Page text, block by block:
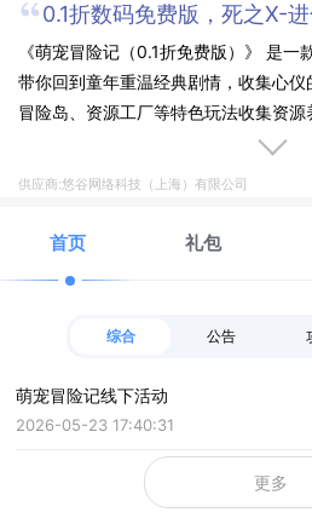
0.1折数码免费版，死之X-
《萌宠冒险记（0.1折免费版）》 是一
带你回到童年重温经典剧情，收集心仪
冒险岛、资源工厂等特色玩法收集资
化，打败最大的反派，拯救数码大陆!
供应商:悠谷网络科技（上海）有限公司
首页 礼包
综合 公告
萌宠冒险记线下活动
2026-05-23 17:40:31
更多